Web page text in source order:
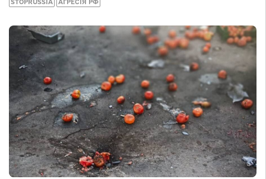
STOPRUSSIA АГРЕСІЯ РФ